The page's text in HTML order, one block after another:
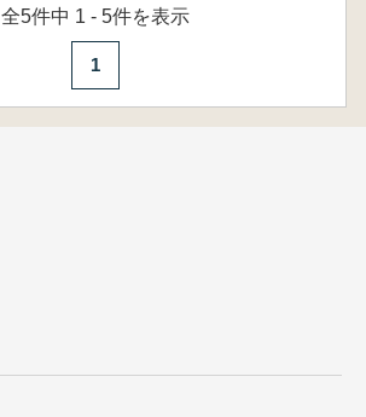
全5件中 1 - 5件を表示
1